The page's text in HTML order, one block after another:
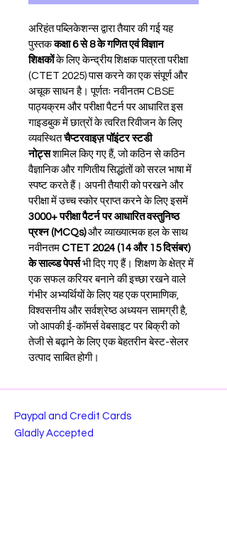
अरिहंत पब्लिकेशन्स द्वारा तैयार की गई यह
पुस्तक कक्षा 6 से 8 के गणित एवं विज्ञान
शिक्षकों के लिए केन्द्रीय शिक्षक पात्रता परीक्षा
(CTET 2025) पास करने का एक संपूर्ण और
अचूक साधन है। पूर्णतः नवीनतम CBSE
पाठ्यक्रम और परीक्षा पैटर्न पर आधारित इस
गाइडबुक में छात्रों के त्वरित रिवीजन के लिए
व्यवस्थित चैप्टरवाइज़ पॉइंटर स्टडी
नोट्स शामिल किए गए हैं, जो कठिन से कठिन
वैज्ञानिक और गणितीय सिद्धांतों को सरल भाषा में
स्पष्ट करते हैं। अपनी तैयारी को परखने और
परीक्षा में उच्च स्कोर प्राप्त करने के लिए इसमें
3000+ परीक्षा पैटर्न पर आधारित वस्तुनिष्ठ
प्रश्न (MCQs) और व्याख्यात्मक हल के साथ
नवीनतम CTET 2024 (14 और 15 दिसंबर)
के साल्व्ड पेपर्स भी दिए गए हैं। शिक्षण के क्षेत्र में
एक सफल करियर बनाने की इच्छा रखने वाले
गंभीर अभ्यर्थियों के लिए यह एक प्रामाणिक,
विश्वसनीय और सर्वश्रेष्ठ अध्ययन सामग्री है,
जो आपकी ई-कॉमर्स वेबसाइट पर बिक्री को
तेजी से बढ़ाने के लिए एक बेहतरीन बेस्ट-सेलर
उत्पाद साबित होगी।
Paypal and Credit Cards
Gladly Accepted